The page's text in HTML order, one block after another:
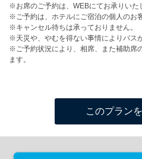
※お席のご予約は、WEBにてお承りいた
※ご予約は、ホテルにご宿泊の個人のお
※キャンセル待ちは承っておりません。
※天災や、やむを得ない事情によりバス
※ご予約状況により、相席、また補助席
ます。
このプラン